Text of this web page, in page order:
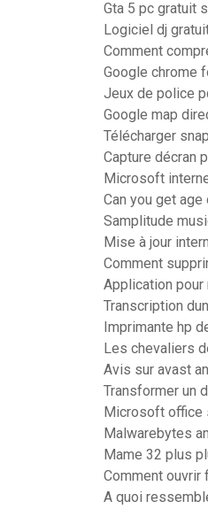
Gta 5 pc gratuit
Logiciel dj
Comment
Google chrome
Jeux de police
Google map
Télécharger
Capture décran
Microsoft
Can you get
Samplitude
Mise à jour
Comment
Application
Transcription
Imprimante hp
Les chevaliers
Avis sur avast
Transformer un
Microsoft office
Malwarebytes
Mame 32 plus
Comment ouvrir
A quoi